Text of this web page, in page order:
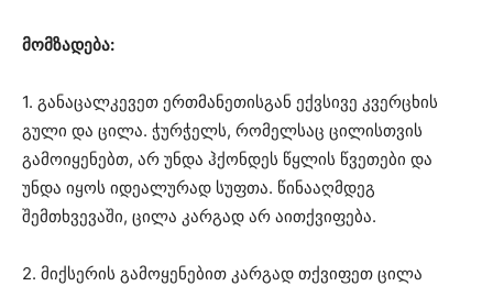
მომზადება:
1. განაცალკევეთ ერთმანეთისგან ექვსივე კვერცხის
გული და ცილა. ჭურჭელს, რომელსაც ცილისთვის
გამოიყენებთ, არ უნდა ჰქონდეს წყლის წვეთები და
უნდა იყოს იდეალურად სუფთა. წინააღმდეგ
შემთხვევაში, ცილა კარგად არ აითქვიფება.
2. მიქსერის გამოყენებით კარგად თქვიფეთ ცილა